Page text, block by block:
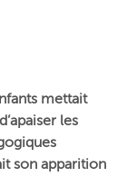
mettait
les
son apparition